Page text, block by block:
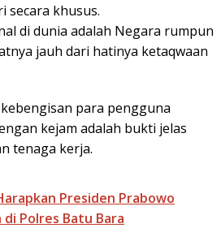
secara khusus.
di dunia adalah Negara rumpun
jauh dari hatinya ketaqwaan
para pengguna
kejam adalah bukti jelas
tenaga kerja.
Presiden Prabowo
Polres Batu Bara